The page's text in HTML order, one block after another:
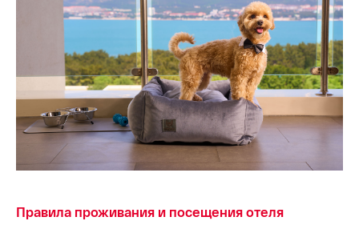
Правила проживания и посещения отеля